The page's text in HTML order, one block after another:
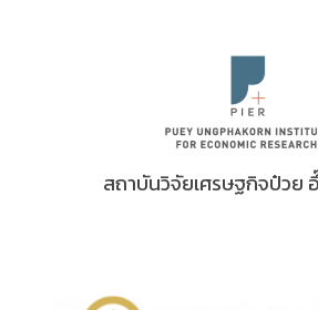
สถาบันวิจัยเศรษฐกิจป๋วย